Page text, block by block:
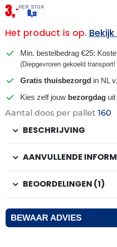
3,– PER STUK
0,13
Het product is op.
Min. bestelbedrag €25:
(Diepgevroren gekoeld transport!
Gratis thuisbezorgd in NL
Kies zelf jouw bezorgdag
Aantal doos per pallet 160
BESCHRIJVING
AANVULLENDE
BEOORDELINGEN (1)
BEWAAR ADVIES